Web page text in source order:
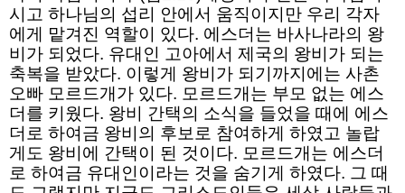
시고 하나님의 섭리 안에서 움직이지만 우리 각자
에게 맡겨진 역할이 있다. 에스더는 바사나라의 왕
비가 되었다. 유대인 고아에서 제국의 왕비가 되는
축복을 받았다. 이렇게 왕비가 되기까지에는 사촌
오빠 모르드개가 있다. 모르드개는 부모 없는 에스
더를 키웠다. 왕비 간택의 소식을 들었을 때에 에스
더로 하여금 왕비의 후보로 참여하게 하였고 놀랍
게도 왕비에 간택이 된 것이다. 모르드개는 에스더
로 하여금 유대인이라는 것을 숨기게 하였다. 그 때